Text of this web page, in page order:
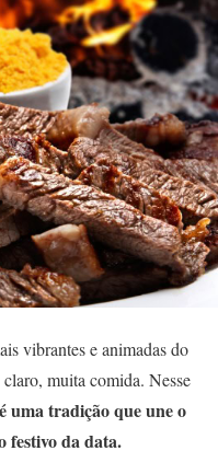
vibrantes e animadas do
muita comida. Nesse
uma tradição que une o
festivo da data.